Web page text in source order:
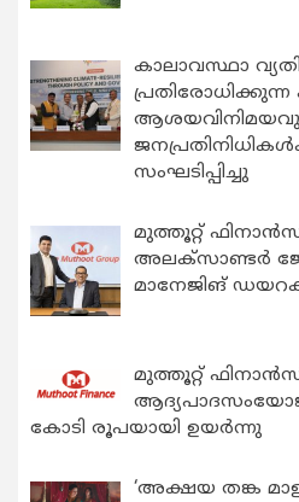
കാലാവസ്ഥാ
ആശയവിനിമയവും:
സംഘടിപ്പിച്ചു
മുത്തൂറ്റ്
അലക്സാണ്ടർ
മാനേജിങ്
മുത്തൂറ്റ്
കോടി രൂപയായി ഉയർന്നു
‘അക്ഷയ തങ്ക